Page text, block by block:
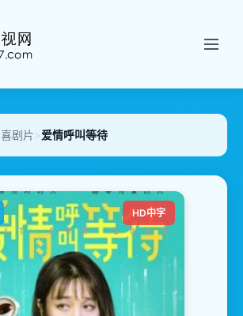
喜剧片>爱情呼叫等待
HD中字